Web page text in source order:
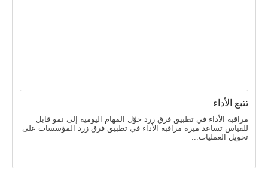
تتبع الأداء
مراقبة الأداء في تطبيق فرق زرد حوّل المهام اليومية إلى نمو قابل
للقياس تساعد ميزة مراقبة الأداء في تطبيق فرق زرد المؤسسات على
تحويل العمليات...